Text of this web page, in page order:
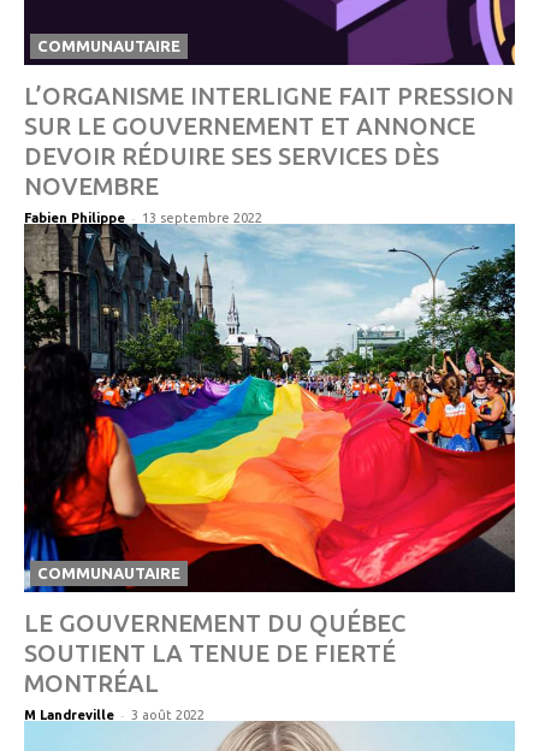
COMMUNAUTAIRE
L’ORGANISME INTERLIGNE FAIT PRESSION
SUR LE GOUVERNEMENT ET ANNONCE
DEVOIR RÉDUIRE SES SERVICES DÈS
NOVEMBRE
Fabien Philippe - 13 septembre 2022
COMMUNAUTAIRE
LE GOUVERNEMENT DU QUÉBEC
SOUTIENT LA TENUE DE FIERTÉ
MONTRÉAL
M Landreville - 3 août 2022